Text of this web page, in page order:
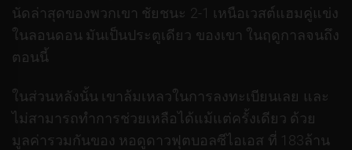
นัดล่าสุดของพวกเขา ชัยชนะ 2-1 เหนือเวสต์แฮมคู่แข่ง
ในลอนดอน มันเป็นประตูเดียว ของเขา ในฤดูกาลจนถึง
ตอนนี้
ในส่วนหลังนั้น เขาล้มเหลวในการลงทะเบียนเลย และ
ไม่สามารถทำการช่วยเหลือได้แม้แต่ครั้งเดียว ด้วย
มูลค่ารวมกันของ หอดูดาวฟุตบอลซีไอเอส ที่ 183ล้าน